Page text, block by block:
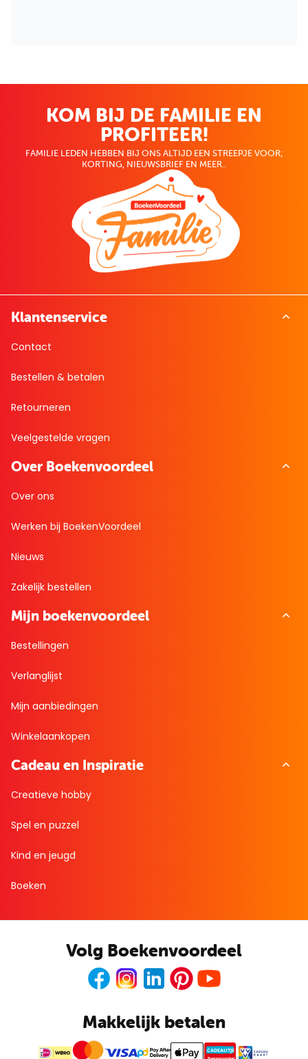
KOM BIJ DE FAMILIE EN
PROFITEER!
FAMILIE LEDEN HEBBEN BIJ ONS ALTIJD EEN STREEPJE VOOR;
KORTING, NIEUWSBRIEF EN MEER..
Klantenservice
Contact
Bestellen & betalen
Retourneren
Veelgestelde vragen
Over Boekenvoordeel
Over ons
Werken bij BoekenVoordeel
Nieuws
Zakelijk bestellen
Mijn boekenvoordeel
Bestellingen
Verlanglijst
Mijn aanbiedingen
Winkelaankopen
Cadeau en Inspiratie
Creatieve hobby
Spel en puzzel
Kind en jeugd
Boeken
Volg Boekenvoordeel
FacebookInstagramLinkedInPinterest
Makkelijk betalen
CADEAUTJE